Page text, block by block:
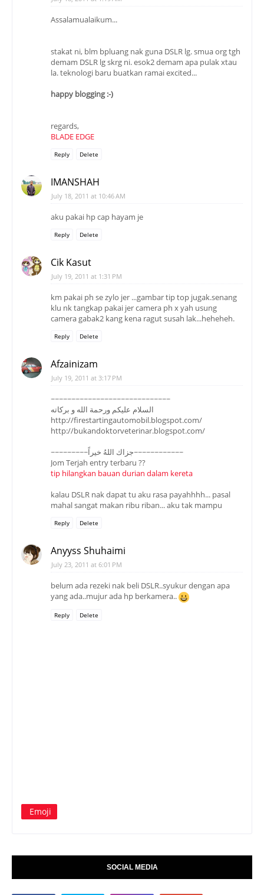
Assalamualaikum...
stakat ni, blm bpluang nak guna DSLR lg. smua org tgh
demam DSLR lg skrg ni. esok2 demam apa pulak xtau
la. teknologi baru buatkan ramai excited...
happy blogging :-)
regards,
BLADE EDGE
Reply Delete
IMANSHAH
July 18, 2011 at 10:46 AM
aku pakai hp cap hayam je
Reply Delete
Cik Kasut
July 19, 2011 at 1:31 PM
km pakai ph se zylo jer ...gambar tip top jugak.senang
klu nk tangkap pakai jer camera ph x yah usung
camera gabak2 kang kena ragut susah lak...heheheh.
Reply Delete
Afzainizam
July 19, 2011 at 3:17 PM
~~~~~~~~~~~~~~~~~~~~~~~~~~~~~
السلام عليكم ورحمة الله و بركاته
http://firestartingautomobil.blogspot.com/
http://bukandoktorveterinar.blogspot.com/
~~~~~~~~~جزاك اللهُ خيراً~~~~~~~~~~~~
Jom Terjah entry terbaru ??
tip hilangkan bauan durian dalam kereta
kalau DSLR nak dapat tu aku rasa payahhhh... pasal
mahal sangat makan ribu riban... aku tak mampu
Reply Delete
Anyyss Shuhaimi
July 23, 2011 at 6:01 PM
belum ada rezeki nak beli DSLR..syukur dengan apa
yang ada..mujur ada hp berkamera..
Reply Delete
Emoji
SOCIAL MEDIA